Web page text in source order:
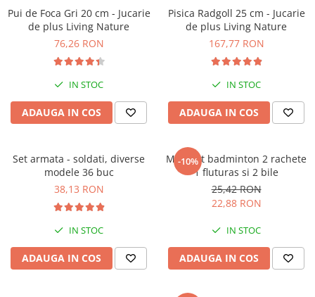
Pui de Foca Gri 20 cm - Jucarie
de plus Living Nature
76,26 RON
IN STOC
ADAUGA IN COS
Pisica Radgoll 25 cm - Jucarie
de plus Living Nature
167,77 RON
IN STOC
ADAUGA IN COS
Set armata - soldati, diverse
modele 36 buc
38,13 RON
IN STOC
ADAUGA IN COS
-10%
Mini Set badminton 2 rachete
1 fluturas si 2 bile
25,42 RON
22,88 RON
IN STOC
ADAUGA IN COS